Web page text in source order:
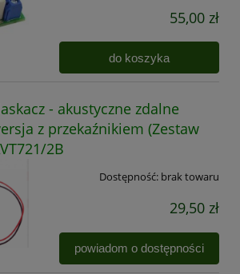
55,00 zł
do koszyka
- akustyczne zdalne
z przekaźnikiem (Zestaw
2B
Dostępność: brak towaru
29,50 zł
powiadom o dostępności